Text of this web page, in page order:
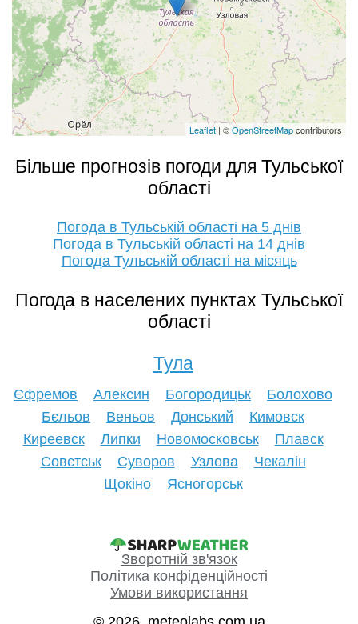
Leaflet | ©OpenStreetMapcontributors
Більше прогнозів погоди для Тульської
області
Погода в Тульській області на 5 днів
Погода в Тульській області на 14 днів
Погода Тульській області на місяць
Погода в населених пунктах Тульської
області
Тула
Єфремов Алексин Богородицьк
Болохово
Бєльов
Веньов Донський
Кимовск
Киреевск
Липки Новомосковськ
Плавск
Совєтськ
Суворов Узлова
Чекалін
Щокіно
Ясногорськ
Зворотній зв'язок
Політика конфіденційності
Умови використання